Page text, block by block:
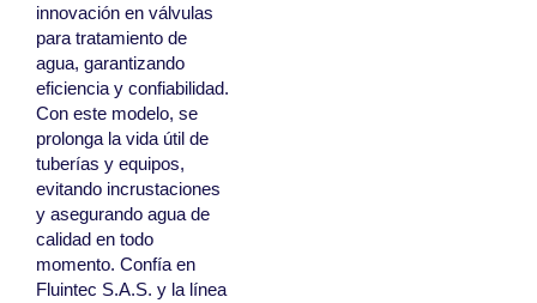
innovación en válvulas
para tratamiento de
agua, garantizando
eficiencia y confiabilidad.
Con este modelo, se
prolonga la vida útil de
tuberías y equipos,
evitando incrustaciones
y asegurando agua de
calidad en todo
momento. Confía en
Fluintec S.A.S. y la línea